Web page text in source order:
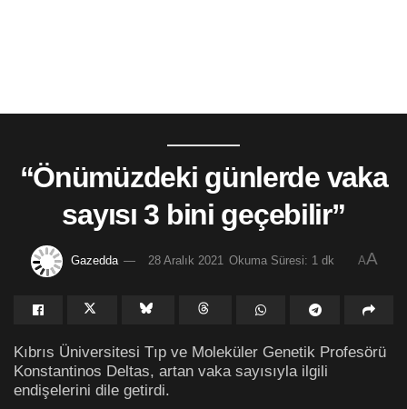
“Önümüzdeki günlerde vaka
sayısı 3 bini geçebilir”
Gazedda 28 Aralık 2021 Okuma Süresi: 1 dk AA
Kıbrıs Üniversitesi Tıp ve Moleküler Genetik Profesörü
Konstantinos Deltas, artan vaka sayısıyla ilgili
endişelerini dile getirdi.